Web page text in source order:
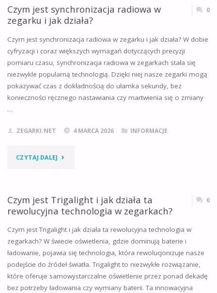
KOMPLIKACJA
FAZ
KSIĘŻYCA
I
JAKA
STOI
HISTORIA?"
Czym jest synchronizacja radiowa w
zegarku i jak działa?
0
Czym jest synchronizacja radiowa w zegarku i jak działa? W dobie
cyfryzacji i coraz większych wymagań dotyczących precyzji
pomiaru czasu, synchronizacja radiowa w zegarkach stała się
niezwykle popularną technologią. Dzięki niej nasze zegarki mogą
pokazywać czas z dokładnością do ułamka sekundy, bez
konieczności ręcznego nastawiania czy martwienia się o zmiany
…
ZEGARKI.NET 4 MARCA 2026 INFORMACJE
CZYTAJ DALEJ "CZYM
SYNCHRONIZACJA
RADIOWA
W
ZEGARKU
Czym jest Trigalight i jak działa ta
rewolucyjna technologia w zegarkach?
0
Czym jest Trigalight i jak działa ta rewolucyjna technologia w
zegarkach? W świecie oświetlenia, gdzie dominują baterie i
ładowanie, pojawia się technologia, która rewolucjonizuje nasze
podejście do źródeł światła. Trigalight to niezwykłe rozwiązanie,
które oferuje samowystarczalne oświetlenie przez ponad dekadę
bez potrzeby ładowania czy wymiany baterii. Ta innowacyjna